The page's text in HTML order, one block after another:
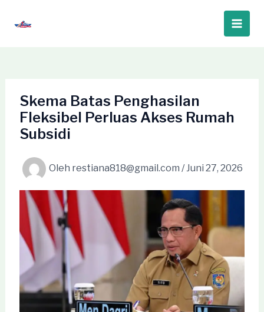
Main
Skema Batas Penghasilan
Fleksibel Perluas Akses Rumah
Subsidi
Oleh restiana818@gmail.com /Juni 27, 2026